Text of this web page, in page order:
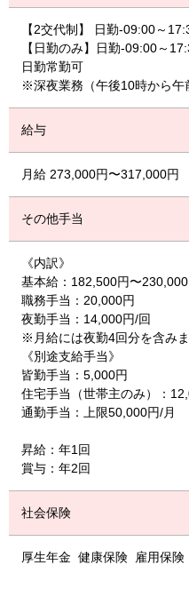
【2交代制】 日勤-09:00～
【日勤のみ】日勤-09:00～
日勤常勤可
※深夜業務（午後10時から午
給与
月給 273,000円〜317,000円
その他手当
《内訳》
基本給：182,500円〜230,000
職務手当：20,000円
夜勤手当：14,000円/回
※月給には夜勤4回分を含みま
《別途支給手当》
皆勤手当：5,000円
住宅手当（世帯主のみ）：
通勤手当：上限50,000円/月
昇給：年1回
賞与：年2回
社会保険
厚生年金 健康保険 雇用保険